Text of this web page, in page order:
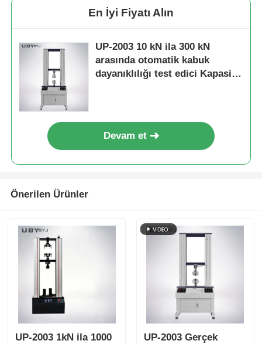
En İyi Fiyatı Alın
UP-2003 10 kN ila 300 kN
arasında otomatik kabuk
dayanıklılığı test edici Kapasite
Devam et
Önerilen Ürünler
UP-2003 1kN ila 1000
UP-2003 Gerçek